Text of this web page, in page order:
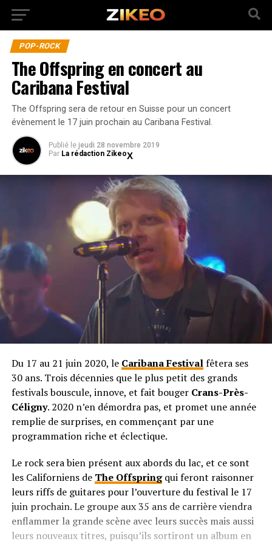
POP-ROCK
The Offspring en concert au
Caribana Festival
The Offspring sera de retour en Suisse pour un concert
évènement le 17 juin prochain au Caribana Festival.
Publié le jeudi 28 novembre 2019
Par La rédaction Zikeo
Du 17 au 21 juin 2020, le Caribana Festivalfêtera ses
30 ans. Trois décennies que le plus petit des grands
festivals bouscule, innove, et fait bouger Crans-Près-
Céligny. 2020 n’en démordra pas, et promet une année
remplie de surprises, en commençant par une
programmation riche et éclectique.
Le rock sera bien présent aux abords du lac, et ce sont
les Californiens de The Offspringqui feront raisonner
leurs riffs de guitares pour l’ouverture du festival le 17
juin prochain. Le groupe aux 35 ans de carrière viendra
enflammer la grande scène avec leurs succès mais aussi
leurs nouveaux titres, puisqu’ils sortiront un album en